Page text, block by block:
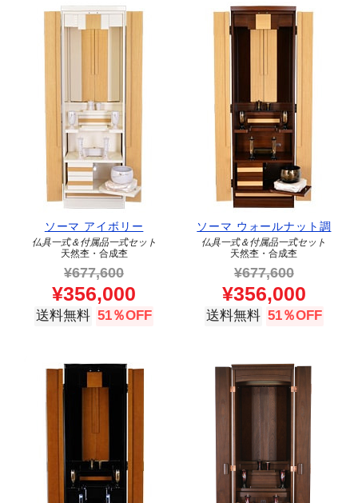
ソーマ アイボリー
仏具一式＆付属品一式セット
天然杢・合成杢
¥677,600
¥356,000
送料無料 51％OFF
ソーマ ウォールナット調
仏具一式＆付属品一式セット
天然杢・合成杢
¥677,600
¥356,000
送料無料 51％OFF